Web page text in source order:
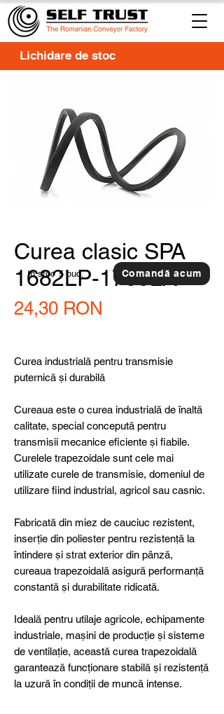
Curea clasic SPA
1682LP-1700LA
24,30 RON
Curea industrială pentru transmisie
puternică și durabilă
Cureaua este o curea industrială de înaltă
calitate, special concepută pentru
transmisii mecanice eficiente și fiabile.
Curelele trapezoidale sunt cele mai
utilizate curele de transmisie, domeniul de
utilizare fiind industrial, agricol sau casnic.
Fabricată din miez de cauciuc rezistent,
inserție din poliester pentru rezistență la
întindere și strat exterior din pânză,
cureaua trapezoidală asigură performanță
constantă și durabilitate ridicată.
Ideală pentru utilaje agricole, echipamente
industriale, mașini de producție și sisteme
de ventilație, această curea trapezoidală
garantează funcționare stabilă și rezistență
la uzură în condiții de muncă intense.
Lichidare de stoc
Comandă acum
In stoc 5 buc.